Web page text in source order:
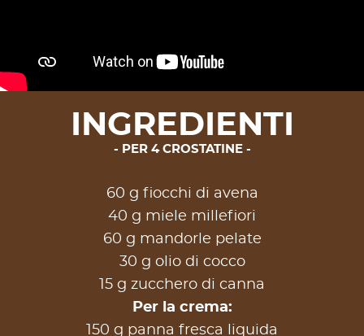
INGREDIENTI
PER 4 CROSTATINE
60 g fiocchi di avena
40 g miele millefiori
60 g mandorle pelate
30 g olio di cocco
15 g zucchero di canna
Per la crema:
150 g panna fresca liquida